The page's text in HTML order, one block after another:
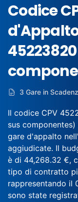
Codice
3 Gare in
Il codice CPV
sus
gare d'appalto
aggiudicate. Il
è di 44,268.32 €,
tipo di contratto
rappresentando il
sono state